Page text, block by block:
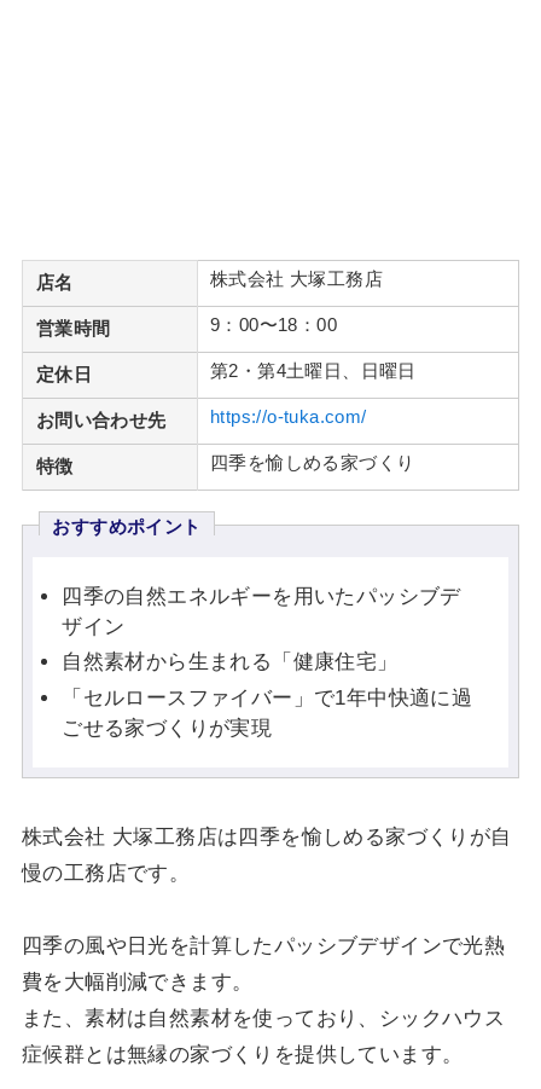
店名 株式会社 大塚工務店
営業時間 9：00〜18：00
定休日 第2・第4土曜日、日曜日
お問い合わせ先 https://o-tuka.com/
特徴 四季を愉しめる家づくり
おすすめポイント
四季の自然エネルギーを用いたパッシブデ
ザイン
自然素材から生まれる「健康住宅」
「セルロースファイバー」で1年中快適に過
ごせる家づくりが実現
株式会社 大塚工務店は四季を愉しめる家づくりが自
慢の工務店です。
四季の風や日光を計算したパッシブデザインで光熱
費を大幅削減できます。
また、素材は自然素材を使っており、シックハウス
症候群とは無縁の家づくりを提供しています。